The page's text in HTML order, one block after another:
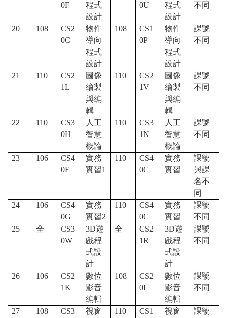
0F
程式
設計
0U
程式
設計
不同
20 108
CS2
0C
物件
導向
程式
設計
108
CS1
0P
物件
導向
程式
設計
課號
不同
21 110
CS2
1L
圖像
繪製
與編
輯
110
CS2
1V
圖像
繪製
與編
輯
課號
不同
22 110
CS3
0H
人工
智慧
概論
110
CS3
1N
人工
智慧
概論
課號
不同
23 106
CS4
0F
實務
實習1
110
CS4
0C
實務
實習
課號
與課
名不
同
24
106
CS4
0G
實務
實習2
110
CS4
0C
實務
實習
課號
不同
25
全
CS3
0W
3D遊
戲程
式設
計
全
CS2
1R
3D遊
戲程
式設
計
課號
不同
26 106
CS2
1K
數位
影音
編輯
108
CS2
0I
數位
影音
編輯
課號
不同
27 108
CS3
視窗
110
CS1
視窗
課號